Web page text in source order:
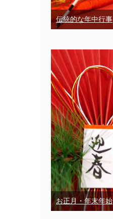
伝統的な年中行事
お正月・年末年始